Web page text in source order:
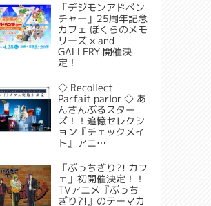
「デジモンアドベン
チャー」25周年記念
カフェ ぼくらのメモ
リーズ × and
GALLERY 開催決
定！
◇ Recollect
Parfait parlor ◇ あ
んさんぶるスター
ズ！！追憶セレクシ
ョン『チェックメイ
ト』アニ…
「ぶっちぎり?! カフ
ェ」初開催決定！！
TVアニメ『ぶっち
ぎり?!』のテーマカ